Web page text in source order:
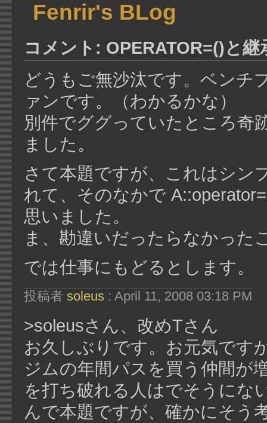
Fenrir's BLog
コメント: OPERATOR=()と継
どうもご無沙汰です。ベンチ
ァンです。（わかるかな）
別件でググっていたところ奇
ました。
さて本題ですが、これはシン
れて、そのなかで
思いました。
ま、勘違いだったらなかった
では仕事にもどるとします。
投稿者 soleus : April 11, 2008 03:18 PM
>soleusさん、改めTさん
お久しぶりです。お元気です
ジムの年間パスを買う仲間が
を打ち破れる人はでそうにな
んで本題ですが、確かにそう